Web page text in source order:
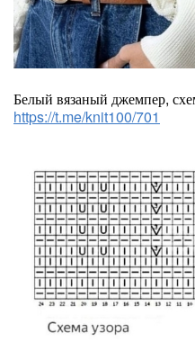
Белый вязаный джемпер,
https://t.me/knit100/701